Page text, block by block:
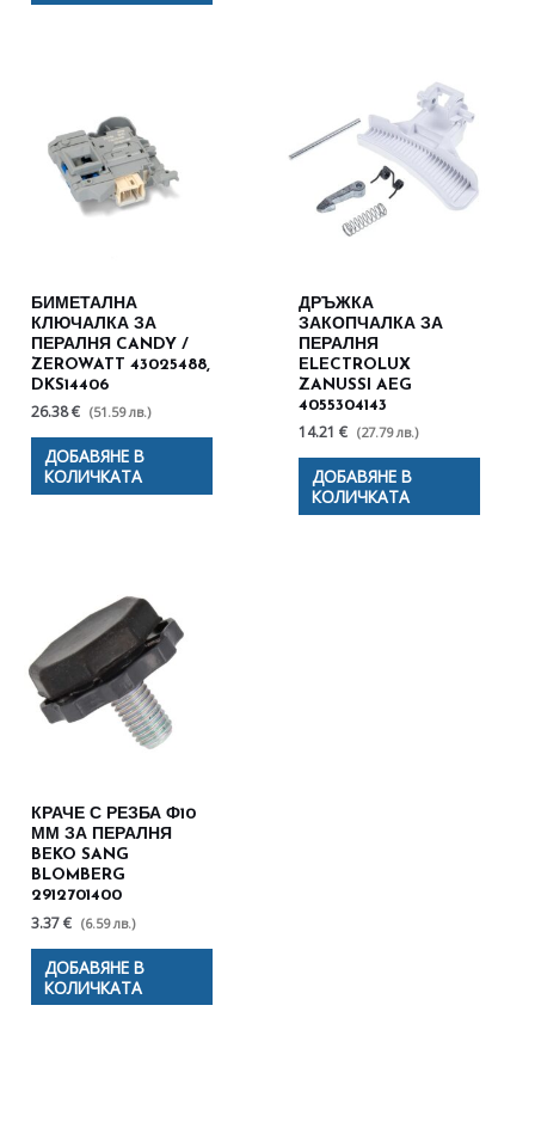
БИМЕТАЛНА
КЛЮЧАЛКА ЗА
ПЕРАЛНЯ CANDY /
ZEROWATT 43025488,
DKS14406
26.38 € (51.59 лв.)
ДОБАВЯНЕ В
КОЛИЧКАТА
ДРЪЖКА
ЗАКОПЧАЛКА ЗА
ПЕРАЛНЯ
ELECTROLUX
ZANUSSI AEG
4055304143
14.21 € (27.79 лв.)
ДОБАВЯНЕ В
КОЛИЧКАТА
КРАЧЕ С РЕЗБА Ф10
ММ ЗА ПЕРАЛНЯ
BEKO SANG
BLOMBERG
2912701400
3.37 € (6.59 лв.)
ДОБАВЯНЕ В
КОЛИЧКАТА